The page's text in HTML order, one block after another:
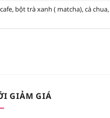
, bột trà xanh ( matcha),cà chua,
GIẢM GIÁ